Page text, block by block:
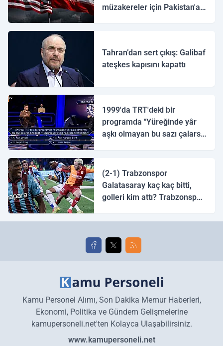
müzakereler için Pakistan'a
Tahran’dan sert çıkış: Galibaf
ateşkes kapısını kapattı
1999'da TRT'deki bir
programda "Yüreğinde yâr
aşkı olmayan bu sazı çalarsa
(2-1) Trabzonspor
Galatasaray kaç kaç bitti,
golleri kim attı? Trabzonspor
golleri!
Kamu Personel Alımı, Son Dakika Memur Haberleri,
Ekonomi, Politika ve Gündem Gelişmelerine
kamupersoneli.net'ten Kolayca Ulaşabilirsiniz.
www.kamupersoneli.net